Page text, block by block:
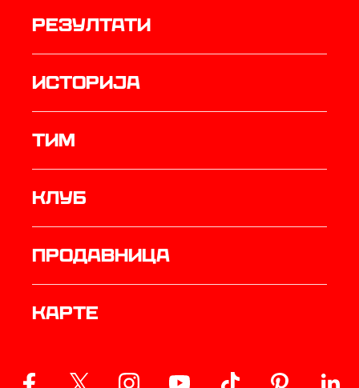
резултати
историја
ТИМ
Клуб
продавница
Карте